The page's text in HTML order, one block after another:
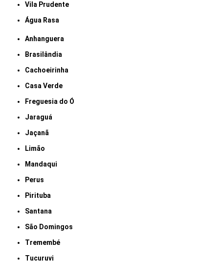
Vila Prudente
Água Rasa
Anhanguera
Brasilândia
Cachoeirinha
Casa Verde
Freguesia do Ó
Jaraguá
Jaçanã
Limão
Mandaqui
Perus
Pirituba
Santana
São Domingos
Tremembé
Tucuruvi